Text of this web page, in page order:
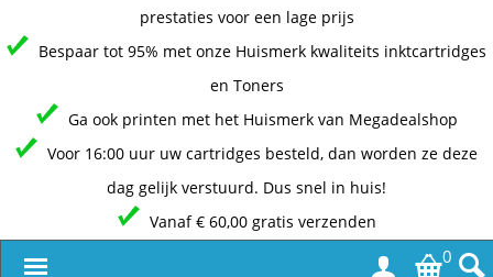
prestaties voor een lage prijs
Bespaar tot 95% met onze Huismerk kwaliteits inktcartridges
en Toners
Ga ook printen met het Huismerk van Megadealshop
Voor 16:00 uur uw cartridges besteld, dan worden ze deze
dag gelijk verstuurd. Dus snel in huis!
Vanaf € 60,00 gratis verzenden
0